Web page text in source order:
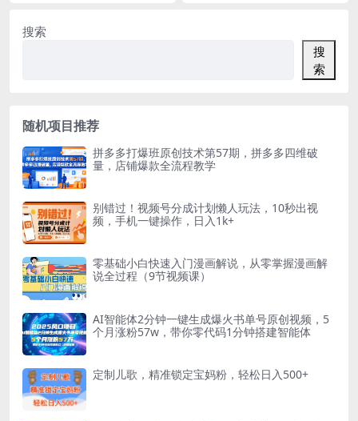
搜索
搜
索
随机项目推荐
拼多多打爆班原创技术第57期，拼多多四维破
量，店铺爆款全流程教学
别错过！视频号分成计划懒人玩法，10秒出视
频，手机一键操作，日入1k+
零基础小白快速入门漫画解说，从零掌握漫画解
说全过程（9节视频课）
AI智能体2分钟一键生成爆火书单号原创视频，5
个月涨粉57w，带你零代码1分钟搭建智能体
定制儿歌，精准锁定宝妈粉，轻松日入500+